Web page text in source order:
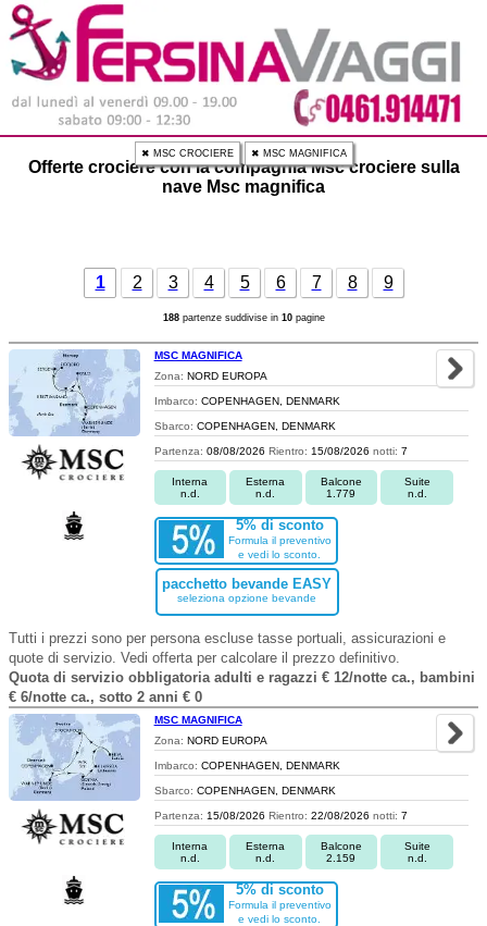
✖ MSC CROCIERE ✖ MSC MAGNIFICA
Offerte crociere con la compagnia Msc crociere sulla
nave Msc magnifica
1 2 3 4 5 6 7 8 9
188partenze suddivise in 10pagine
MSC MAGNIFICA
Zona: NORD EUROPA
Imbarco: COPENHAGEN, DENMARK
Sbarco: COPENHAGEN, DENMARK
Partenza: 08/08/2026 Rientro: 15/08/2026 notti: 7
Interna
n.d.
Esterna
n.d.
Balcone
1.779
Suite
n.d.
5% di sconto
Formula il preventivo
e vedi lo sconto.
pacchetto bevande EASY
seleziona opzione bevande
Tutti i prezzi sono per persona escluse tasse portuali, assicurazioni e
quote di servizio. Vedi offerta per calcolare il prezzo definitivo.
Quota di servizio obbligatoria adulti e ragazzi € 12/notte ca., bambini
€ 6/notte ca., sotto 2 anni € 0
MSC MAGNIFICA
Zona: NORD EUROPA
Imbarco: COPENHAGEN, DENMARK
Sbarco: COPENHAGEN, DENMARK
Partenza: 15/08/2026 Rientro: 22/08/2026 notti: 7
Interna
n.d.
Esterna
n.d.
Balcone
2.159
Suite
n.d.
5% di sconto
Formula il preventivo
e vedi lo sconto.